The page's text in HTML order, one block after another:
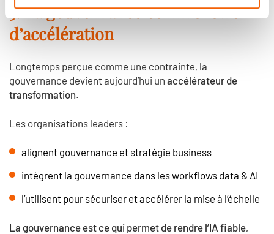
5. La gouvernance comme levier
d’accélération
Longtemps perçue comme une contrainte, la
gouvernance devient aujourd’hui un accélérateur de
transformation.
Les organisations leaders :
alignent gouvernance et stratégie business
intègrent la gouvernance dans les workflows data & AI
l’utilisent pour sécuriser et accélérer la mise à l’échelle
La gouvernance est ce qui permet de rendre l’IA fiable,